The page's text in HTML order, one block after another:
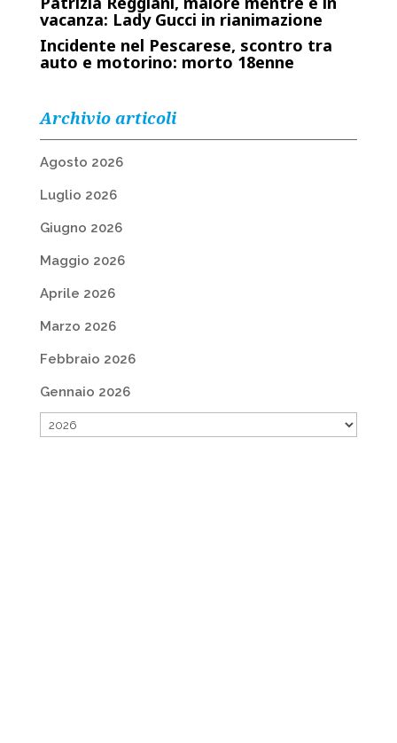
vacanza: Lady Gucci in rianimazione
Incidente nel Pescarese, scontro tra
auto e motorino: morto 18enne
Archivio articoli
Agosto 2026
Luglio 2026
Giugno 2026
Maggio 2026
Aprile 2026
Marzo 2026
Febbraio 2026
Gennaio 2026